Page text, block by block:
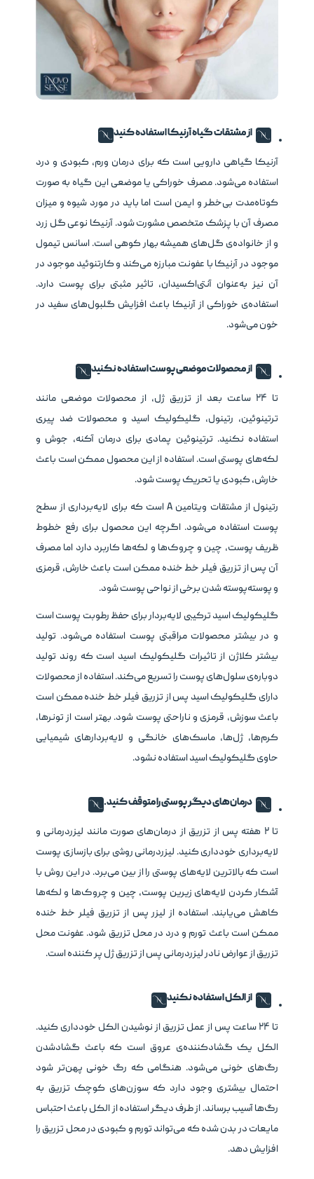
از مشتقات گیاه آرنیکا استفاده کنید
آرنیکا گیاهی دارویی است که برای درمان ورم، کبودی و درد
استفاده می‌شود. مصرف خوراکی یا موضعی این گیاه به صورت
کوتاه‌مدت بی‌خطر و ایمن است اما باید در مورد شیوه و میزان
مصرف آن با پزشک متخصص مشورت شود. آرنیکا نوعی گل زرد
و از خانواده‌ی گل‌های همیشه بهار کوهی است. اسانس تیمول
موجود در آرنیکا با عفونت مبارزه می‌کند و کارتنوئید موجود در
آن نیز به‌عنوان آنتی‌اکسیدان، تاثیر مثبتی برای پوست دارد.
استفاده‌ی خوراکی از آرنیکا باعث افزایش گلبول‌های سفید در
خون می‌شود.
از محصولات موضعی پوست استفاده نکنید
تا ۲۴ ساعت بعد از تزریق ژل، از محصولات موضعی مانند
ترتینوئین، رتینول، گلیکولیک اسید و محصولات ضد پیری
استفاده نکنید. ترتینوئین پمادی برای درمان آکنه، جوش و
لکه‌های پوستی است. استفاده از این محصول ممکن است باعث
خارش، کبودی یا تحریک پوست شود.
رتینول از مشتقات ویتامین A است که برای لایه‌برداری از سطح
پوست استفاده می‌شود. اگرچه این محصول برای رفع خطوط
ظریف پوست، چین و چروک‌ها و لکه‌ها کاربرد دارد اما مصرف
آن پس از تزریق فیلر خط خنده ممکن است باعث خارش، قرمزی
و پوسته‌پوسته شدن برخی از نواحی پوست شود.
گلیکولیک اسید ترکیبی لایه‌بردار برای حفظ رطوبت پوست است
و در بیشتر محصولات مراقبتی پوست استفاده می‌شود. تولید
بیشتر کلاژن از تاثیرات گلیکولیک اسید است که روند تولید
دوباره‌ی سلول‌های پوست را تسریع می‌کند. استفاده از محصولات
دارای گلیکولیک اسید پس از تزریق فیلر خط خنده ممکن است
باعث سوزش، قرمزی و ناراحتی پوست شود. بهتر است از تونرها،
کرم‌ها، ژل‌ها، ماسک‌های خانگی و لایه‌بردارهای شیمیایی
حاوی گلیکولیک اسید استفاده نشود.
درمان‌های دیگر پوستی را متوقف کنید.
تا ۲ هفته پس از تزریق از درمان‌های صورت مانند لیزردرمانی و
لایه‌برداری خودداری کنید. لیزردرمانی روشی برای بازسازی پوست
است که بالاترین لایه‌های پوستی را از بین می‌برد. در این روش با
آشکار کردن لایه‌های زیرین پوست، چین و چروک‌ها و لکه‌ها
کاهش می‌یابند. استفاده از لیزر پس از تزریق فیلر خط خنده
ممکن است باعث تورم و درد در محل تزریق شود. عفونت محل
تزریق از عوارض نادر لیزردرمانی پس از تزریق ژل پر کننده است.
از الکل استفاده نکنید
تا ۲۴ ساعت پس از عمل تزریق از نوشیدن الکل خودداری کنید.
الکل یک گشادکننده‌ی عروق است که باعث گشادشدن
رگ‌های خونی می‌شود. هنگامی که رگ خونی پهن‌تر شود
احتمال بیشتری وجود دارد که سوزن‌های کوچک تزریق به
رگ‌ها آسیب برساند. از طرف دیگر استفاده از الکل باعث احتباس
مایعات در بدن شده که می‌تواند تورم و کبودی در محل تزریق را
افزایش دهد.